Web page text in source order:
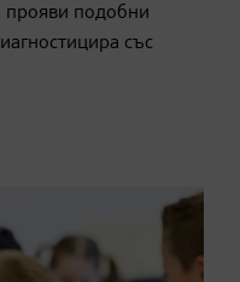
прояви подобни
със